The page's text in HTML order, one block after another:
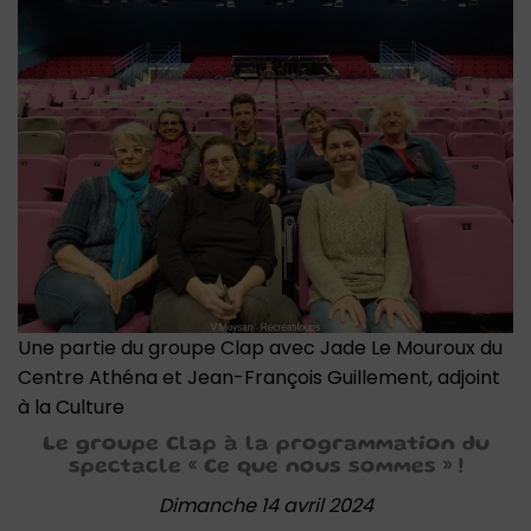
Une partie du groupe Clap avec Jade Le Mouroux du
Centre Athéna et Jean-François Guillement, adjoint
à la Culture
Le groupe Clap à la programmation du
spectacle « Ce que nous sommes » !
Dimanche 14 avril 2024